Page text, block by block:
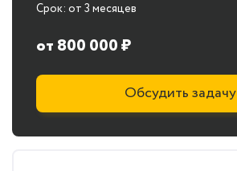
Срок: от 3 месяцев
от 800 000 ₽
Обсудить задачу